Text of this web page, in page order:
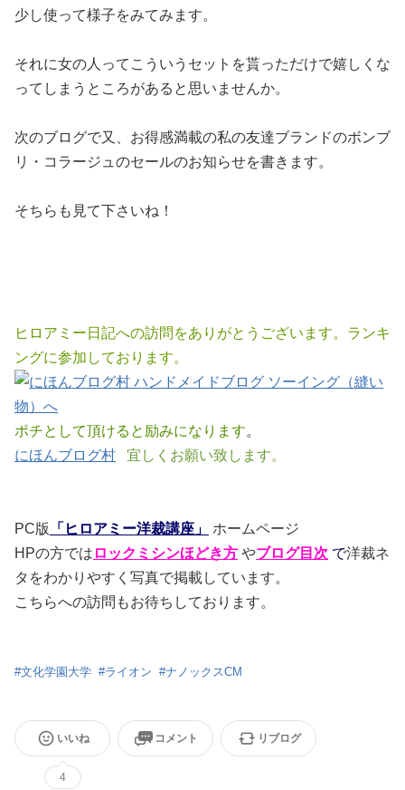
少し使って様子をみてみます。
それに女の人ってこういうセットを貰っただけで嬉しくな
ってしまうところがあると思いませんか。
次のブログで又、お得感満載の私の友達ブランドのボンブ
リ・コラージュのセールのお知らせを書きます。
そちらも見て下さいね！
ヒロアミー日記への訪問をありがとうございます。ランキ
ングに参加しております。
ポチとして頂けると励みになります。
にほんブログ村
宜しくお願い致します。
PC版 「ヒロアミー洋裁講座」
ホームページ
HPの方では ロックミシンほどき方 やブログ目次 で洋裁ネ
タをわかりやすく写真で掲載しています。
こちらへの訪問もお待ちしております。
#文化学園大学 #ライオン #ナノックスCM
いいね
4
コメント リブログ